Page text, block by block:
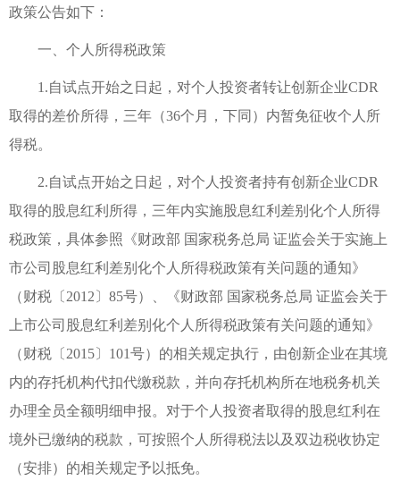
政策公告如下：
一、个人所得税政策
1.自试点开始之日起，对个人投资者转让创新企业CDR
取得的差价所得，三年（36个月，下同）内暂免征收个人所
得税。
2.自试点开始之日起，对个人投资者持有创新企业CDR
取得的股息红利所得，三年内实施股息红利差别化个人所得
税政策，具体参照《财政部 国家税务总局 证监会关于实施上
市公司股息红利差别化个人所得税政策有关问题的通知》
（财税〔2012〕85号）、《财政部 国家税务总局 证监会关于
上市公司股息红利差别化个人所得税政策有关问题的通知》
（财税〔2015〕101号）的相关规定执行，由创新企业在其境
内的存托机构代扣代缴税款，并向存托机构所在地税务机关
办理全员全额明细申报。对于个人投资者取得的股息红利在
境外已缴纳的税款，可按照个人所得税法以及双边税收协定
（安排）的相关规定予以抵免。